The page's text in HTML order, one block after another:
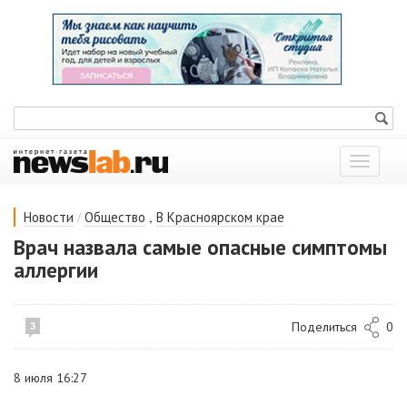
Показать
меню
Новости / Общество , В Красноярском крае
Врач назвала самые опасные симптомы
аллергии
3 Поделиться 0
8 июля 16:27